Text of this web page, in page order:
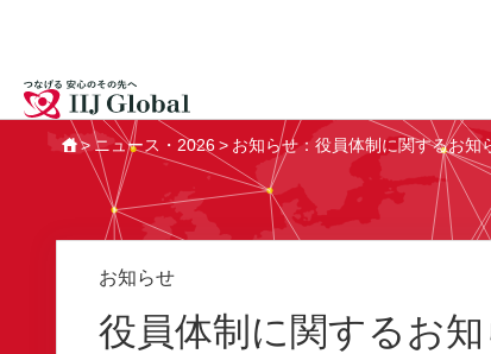
HOME
ニュース・2026 お知らせ：役員体制に関するお知
お知らせ
役員体制に関するお